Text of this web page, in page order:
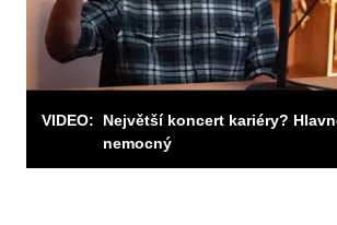
VIDEO:
Největší koncert kariéry?
nemocný